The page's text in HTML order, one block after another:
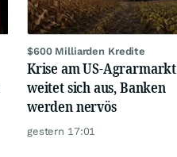
$600 Milliarden Kredite
Krise am US-Agrarmarkt
weitet sich aus, Banken
werden nervös
gestern 17:01